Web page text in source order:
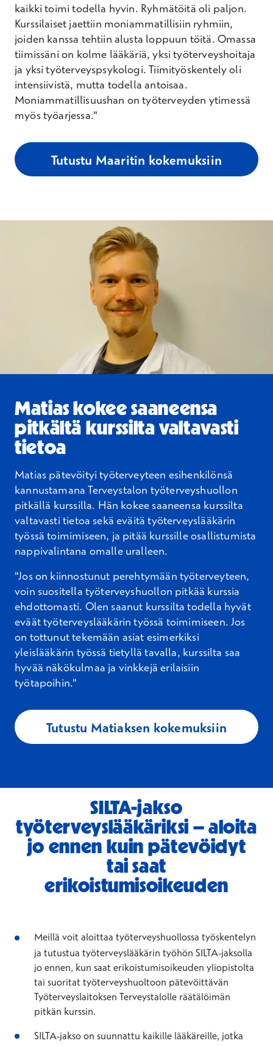
kaikki toimi todella hyvin. Ryhmätöitä oli paljon.
Kurssilaiset jaettiin moniammatillisiin ryhmiin,
joiden kanssa tehtiin alusta loppuun töitä. Omassa
tiimissäni on kolme lääkäriä, yksi työterveyshoitaja
ja yksi työterveyspsykologi. Tiimityöskentely oli
intensiivistä, mutta todella antoisaa.
Moniammatillisuushan on työterveyden ytimessä
myös työarjessa."
Tutustu Maaritin kokemuksiin
Matias kokee saaneensa
pitkältä kurssilta valtavasti
tietoa
Matias pätevöityi työterveyteen esihenkilönsä
kannustamana Terveystalon työterveyshuollon
pitkällä kurssilla. Hän kokee saaneensa kurssilta
valtavasti tietoa sekä eväitä työterveyslääkärin
työssä toimimiseen, ja pitää kurssille osallistumista
nappivalintana omalle uralleen.
"Jos on kiinnostunut perehtymään työterveyteen,
voin suositella työterveyshuollon pitkää kurssia
ehdottomasti. Olen saanut kurssilta todella hyvät
eväät työterveyslääkärin työssä toimimiseen. Jos
on tottunut tekemään asiat esimerkiksi
yleislääkärin työssä tietyllä tavalla, kurssilta saa
hyvää näkökulmaa ja vinkkejä erilaisiin
työtapoihin."
Tutustu Matiaksen kokemuksiin
SILTA-jakso
työterveyslääkäriksi – aloita
jo ennen kuin pätevöidyt
tai saat
erikoistumisoikeuden
Meillä voit aloittaa työterveyshuollossa työskentelyn
ja tutustua työterveyslääkärin työhön SILTA-jaksolla
jo ennen, kun saat erikoistumisoikeuden yliopistolta
tai suoritat työterveyshuoltoon pätevöittävän
Työterveyslaitoksen Terveystalolle räätälöimän
pitkän kurssin.
SILTA-jakso on suunnattu kaikille lääkäreille, jotka